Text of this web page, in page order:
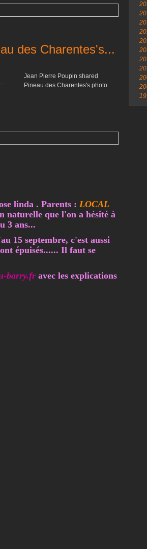
des Charentes's...
Jean Pierre Poupin shared
Pineau des Charentes's photo.
linda . Parents : LOCAL
naturelle que l'on a hésité à
3 ans...
15 septembre, c'est aussi
épuisés...... Il faut se
barry.fr avec les explications